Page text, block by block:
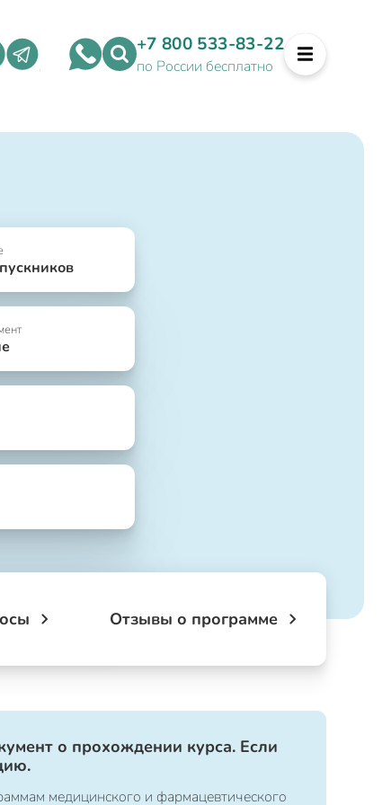
+7 800 533-83-22
по России бесплатно
Отзывы о программе
о прохождении курса. Если
медицинского и фармацевтического